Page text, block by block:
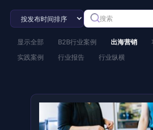
显示全部 B2B行业案例 出海营销
实践案例
行业报告 行业纵横